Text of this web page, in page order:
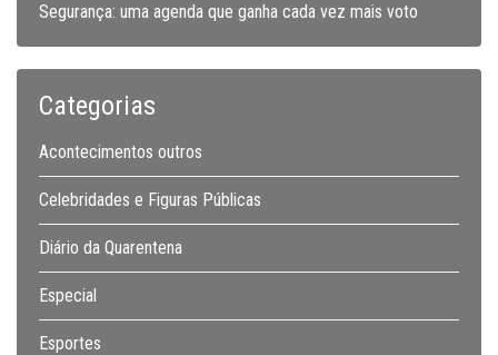
Segurança: uma agenda que ganha cada vez mais voto
Categorias
Acontecimentos outros
Celebridades e Figuras Públicas
Diário da Quarentena
Especial
Esportes